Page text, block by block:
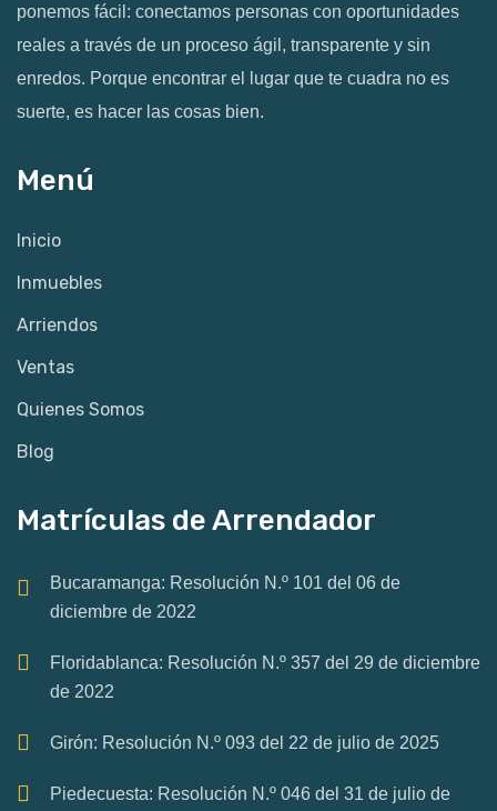
ponemos fácil: conectamos personas con oportunidades
reales a través de un proceso ágil, transparente y sin
enredos. Porque encontrar el lugar que te cuadra no es
suerte, es hacer las cosas bien.
Menú
Inicio
Inmuebles
Arriendos
Ventas
Quienes Somos
Blog
Matrículas de Arrendador
Bucaramanga: Resolución N.º 101 del 06 de
diciembre de 2022
Floridablanca: Resolución N.º 357 del 29 de diciembre
de 2022
Girón: Resolución N.º 093 del 22 de julio de 2025
Piedecuesta: Resolución N.º 046 del 31 de julio de